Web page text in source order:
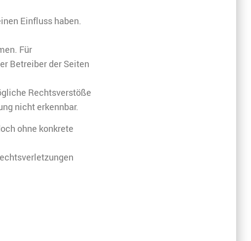
Einfluss haben.
Für
Betreiber der Seiten
Rechtsverstöße
nicht erkennbar.
ohne konkrete